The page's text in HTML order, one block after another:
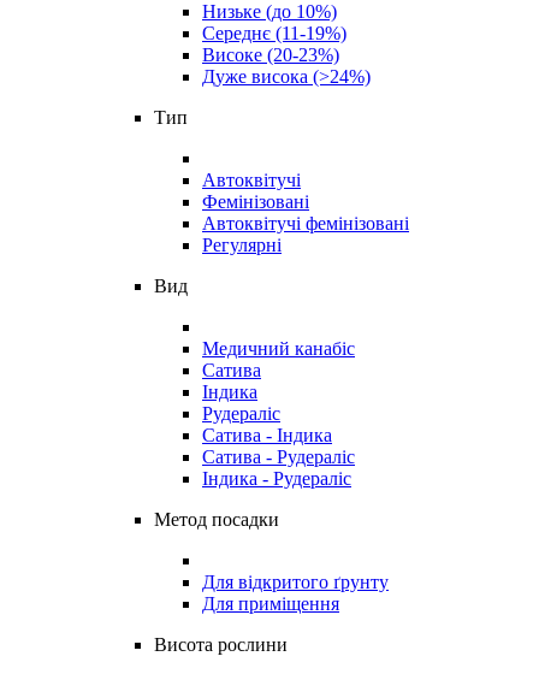
Низьке (до 10%)
Середнє (11-19%)
Високе (20-23%)
Дуже висока (>24%)
Тип
Автоквітучі
Фемінізовані
Автоквітучі фемінізовані
Регулярні
Вид
Медичний канабіс
Сатива
Індика
Рудераліс
Сатива - Індика
Сатива - Рудераліс
Індика - Рудераліс
Метод посадки
Для відкритого ґрунту
Для приміщення
Висота рослини